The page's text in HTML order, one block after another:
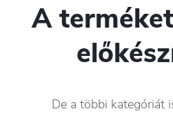
A
De a többi kategóriát